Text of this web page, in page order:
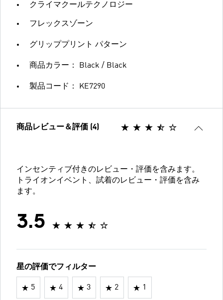
クライマクールテクノロジー
フレックスゾーン
グリッププリント パターン
商品カラー： Black / Black
製品コード： KE7290
商品レビュー＆評価 (4)
インセンティブ付きのレビュー・評価を含みます。
トライオンイベント、試着のレビュー・評価を含み
ます。
3.5
星の評価でフィルター
5 4 3 2 1